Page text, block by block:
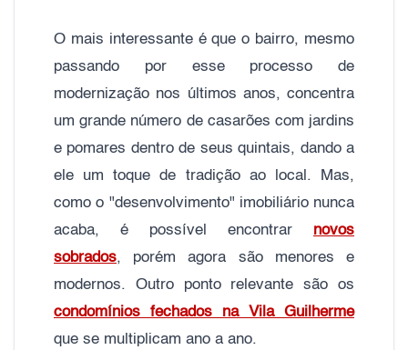
O mais interessante é que o bairro, mesmo
passando por esse processo de
modernização nos últimos anos, concentra
um grande número de casarões com jardins
e pomares dentro de seus quintais, dando a
ele um toque de tradição ao local. Mas,
como o "desenvolvimento" imobiliário nunca
acaba, é possível encontrar novos
sobrados, porém agora são menores e
modernos. Outro ponto relevante são os
condomínios fechados na Vila Guilherme
que se multiplicam ano a ano.